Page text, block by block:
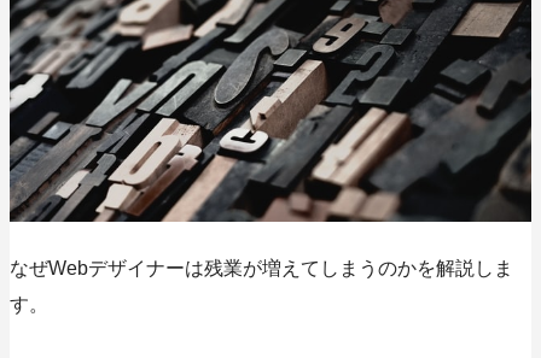
なぜWebデザイナーは残業が増えてしまうのかを解説しま
す。